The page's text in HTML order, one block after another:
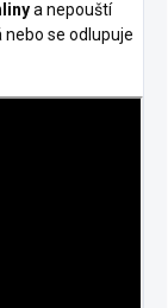
a nepouští
nebo se odlupuje